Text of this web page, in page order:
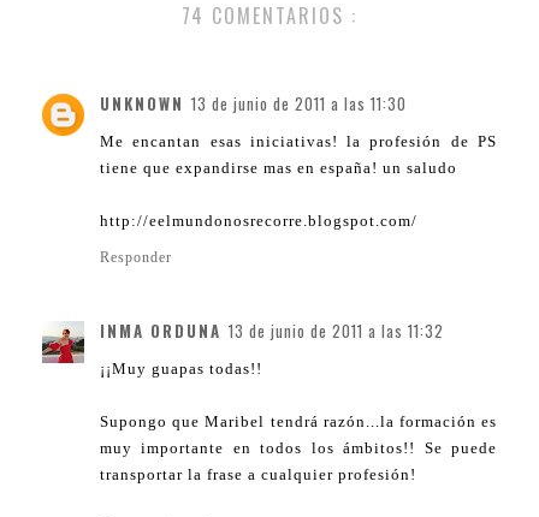
74 COMENTARIOS :
UNKNOWN 13 de junio de 2011 a las 11:30
Me encantan esas iniciativas! la profesión de PS
tiene que expandirse mas en españa! un saludo
http://eelmundonosrecorre.blogspot.com/
Responder
INMA ORDUNA 13 de junio de 2011 a las 11:32
¡¡Muy guapas todas!!
Supongo que Maribel tendrá razón...la formación es
muy importante en todos los ámbitos!! Se puede
transportar la frase a cualquier profesión!